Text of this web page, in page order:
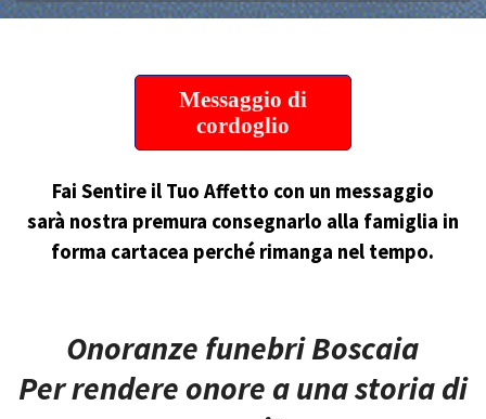
Messaggio di
cordoglio
Fai Sentire il Tuo Affetto con un messaggio
sarà nostra premura consegnarlo alla famiglia in
forma cartacea perché rimanga nel tempo.